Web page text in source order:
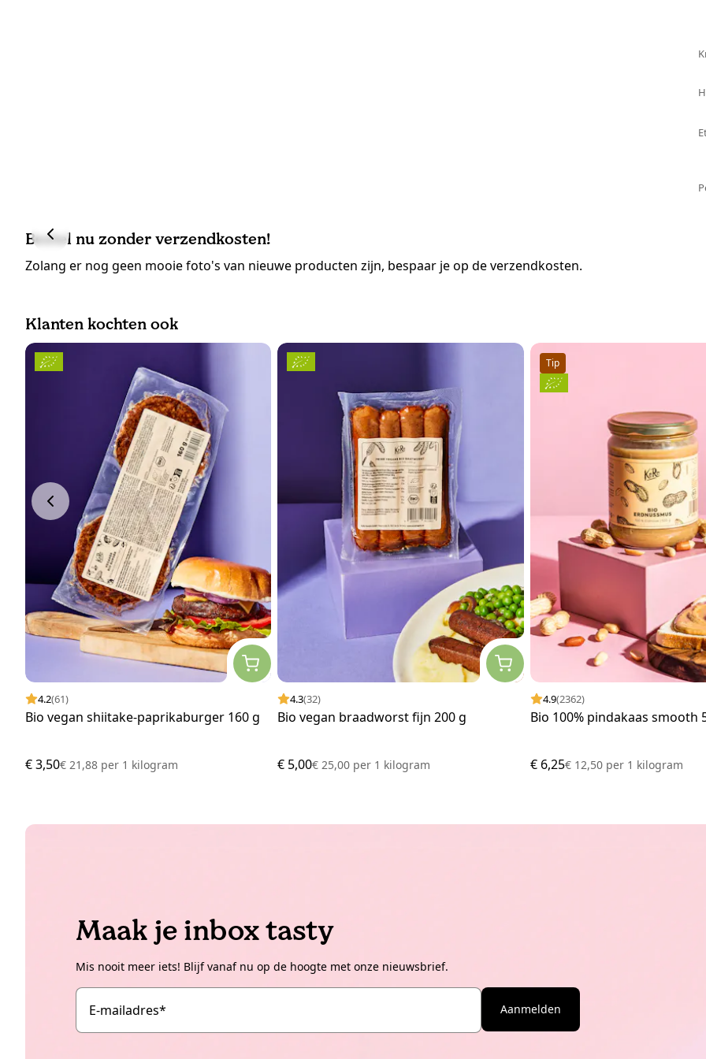
Bestel nu zonder verzendkosten!
Zolang er nog geen mooie foto's van nieuwe producten zijn, bespaar je op de verzendkosten.
Klanten kochten ook
4.2(61)
Bio vegan shiitake-paprikaburger 160 g
€ 3,50€ 21,88 per 1 kilogram
4.3(32)
Bio vegan braadworst fijn 200 g
€ 5,00€ 25,00 per 1 kilogram
Tip
4.9(2362)
Bio 100% pindakaas smooth
€ 6,25€ 12,50 per1 kilogram
Maak je inbox tasty
Mis nooit meer iets! Blijf vanaf nu op de hoogte met onze nieuwsbrief.
E-mailadres* Aanmelden